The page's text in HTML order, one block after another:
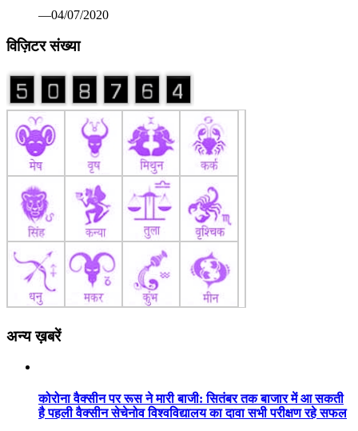
—04/07/2020
विज़िटर संख्या
अन्य ख़बरें
कोरोना वैक्सीन पर रूस ने मारी बाजी: सितंबर तक बाजार में आ सकती
है पहली वैक्सीन सेचेनोव विश्वविद्यालय का दावा सभी परीक्षण रहे सफल